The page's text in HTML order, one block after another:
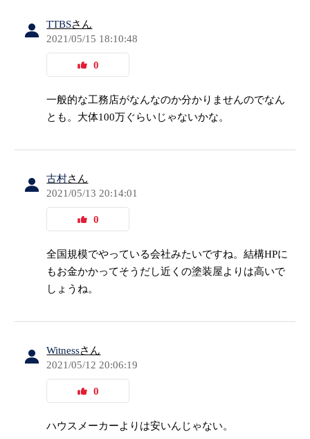
TTBSさん
2021/05/15 18:10:48
0
一般的な工務店がなんなのか分かりませんのでなん
とも。大体100万ぐらいじゃないかな。
古村さん
2021/05/13 20:14:01
0
全国規模でやっている会社みたいですね。結構HPに
もお金かかってそうだし近くの塗装屋よりは高いで
しょうね。
Witnessさん
2021/05/12 20:06:19
0
ハウスメーカーよりは安いんじゃない。